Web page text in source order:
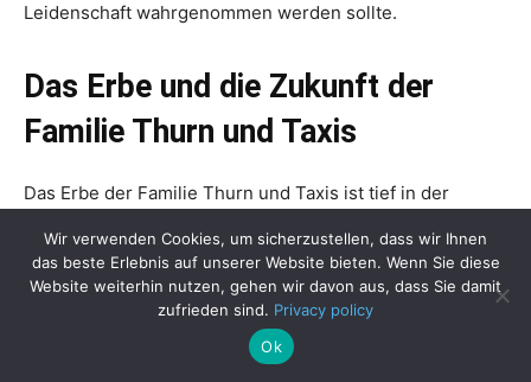
Leidenschaft wahrgenommen werden sollte.
Das Erbe und die Zukunft der
Familie Thurn und Taxis
Das Erbe der Familie Thurn und Taxis ist tief in der
12. Jahrhundert zurück. Ihre Rolle als Pioniere des
Postwesens und des Handels hat sie zu einer der
einflussreichsten Familien in Europa gemacht. Heute
unter der Leitung von Gloria von Thurn und Taxis strebt
Wir verwenden Cookies, um sicherzustellen, dass wir Ihnen
das beste Erlebnis auf unserer Website bieten. Wenn Sie diese
Website weiterhin nutzen, gehen wir davon aus, dass Sie damit
zufrieden sind. Privacy policy
Ok